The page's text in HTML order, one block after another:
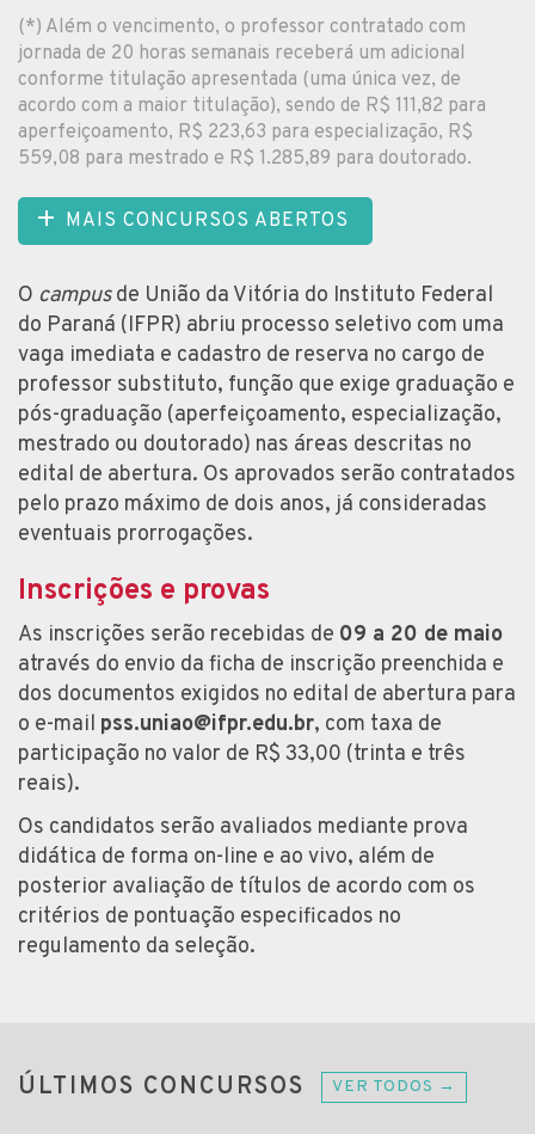
(*) Além o vencimento, o professor contratado com
jornada de 20 horas semanais receberá um adicional
conforme titulação apresentada (uma única vez, de
acordo com a maior titulação), sendo de R$ 111,82 para
aperfeiçoamento, R$ 223,63 para especialização, R$
559,08 para mestrado e R$ 1.285,89 para doutorado.
MAIS CONCURSOS ABERTOS
O campusde União da Vitória do Instituto Federal
do Paraná (IFPR) abriu processo seletivo com uma
vaga imediata e cadastro de reserva no cargo de
professor substituto, função que exige graduação e
pós-graduação (aperfeiçoamento, especialização,
mestrado ou doutorado) nas áreas descritas no
edital de abertura. Os aprovados serão contratados
pelo prazo máximo de dois anos, já consideradas
eventuais prorrogações.
Inscrições e provas
As inscrições serão recebidas de 09 a 20 de maio
através do envio da ficha de inscrição preenchida e
dos documentos exigidos no edital de abertura para
o e-mail pss.uniao@ifpr.edu.br, com taxa de
participação no valor de R$ 33,00 (trinta e três
reais).
Os candidatos serão avaliados mediante prova
didática de forma on-line e ao vivo, além de
posterior avaliação de títulos de acordo com os
critérios de pontuação especificados no
regulamento da seleção.
ÚLTIMOS CONCURSOS VER TODOS →